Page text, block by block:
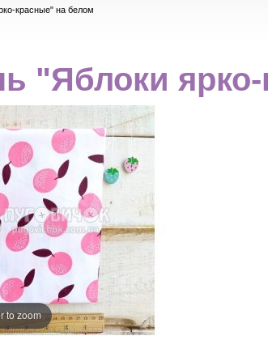
красные" на белом
"Яблоки
to zoom